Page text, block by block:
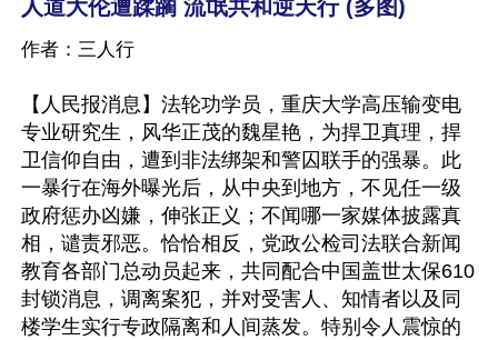
人道大伦遭蹂躏 流氓共和逆天行 (多图)
作者：三人行
【人民报消息】法轮功学员，重庆大学高压输变电
专业研究生，风华正茂的魏星艳，为捍卫真理，捍
卫信仰自由，遭到非法绑架和警囚联手的强暴。此
一暴行在海外曝光后，从中央到地方，不见任一级
政府惩办凶嫌，伸张正义；不闻哪一家媒体披露真
相，谴责邪恶。恰恰相反，党政公检司法联合新闻
教育各部门总动员起来，共同配合中国盖世太保610
封锁消息，调离案犯，并对受害人、知情者以及同
楼学生实行专政隔离和人间蒸发。特别令人震惊的